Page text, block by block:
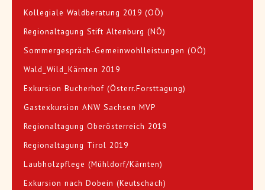
Kollegiale Waldberatung 2019 (OÖ)
Regionaltagung Stift Altenburg (NÖ)
Sommergespräch-Gemeinwohlleistungen (OÖ)
Wald_Wild_Kärnten 2019
Exkursion Bucherhof (Österr.Forsttagung)
Gastexkursion ANW Sachsen MVP
Regionaltagung Oberösterreich 2019
Regionaltagung Tirol 2019
Laubholzpflege (Mühldorf/Kärnten)
Exkursion nach Dobein (Keutschach)